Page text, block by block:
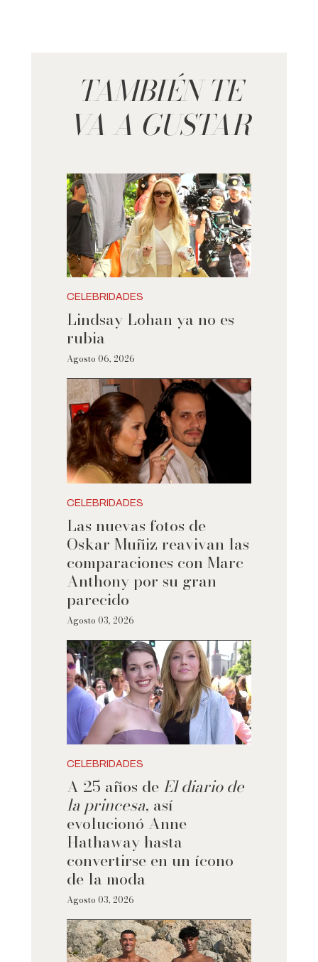
TAMBIÉN TE
VA A GUSTAR
CELEBRIDADES
Lindsay Lohan ya no es
rubia
Agosto 06, 2026
CELEBRIDADES
Las nuevas fotos de
Oskar Muñiz reavivan las
comparaciones con Marc
Anthony por su gran
parecido
Agosto 03, 2026
CELEBRIDADES
A 25 años de El diario de
la princesa, así
evolucionó Anne
Hathaway hasta
convertirse en un ícono
de la moda
Agosto 03, 2026